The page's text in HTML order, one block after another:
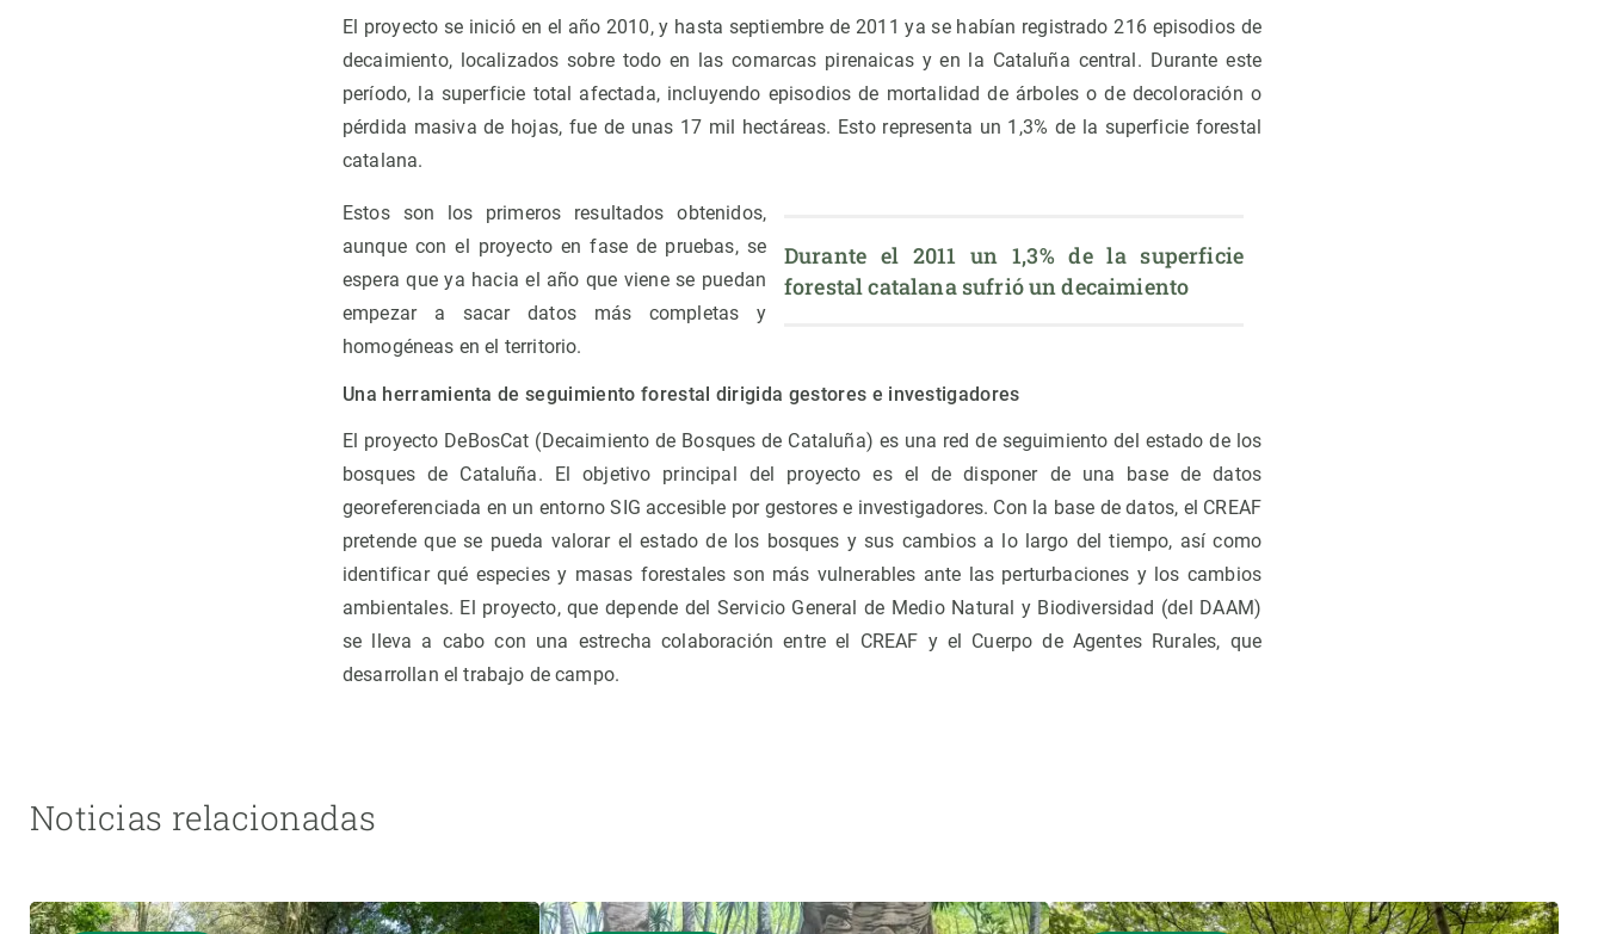
El proyecto se inició en el año 2010, y hasta septiembre de 2011 ya se habían registrado 216 episodios de
decaimiento, localizados sobre todo en las comarcas pirenaicas y en la Cataluña central. Durante este
período, la superficie total afectada, incluyendo episodios de mortalidad de árboles o de decoloración o
pérdida masiva de hojas, fue de unas 17 mil hectáreas. Esto representa un 1,3% de la superficie forestal
catalana.
Durante el 2011 un 1,3% de la superficie
forestal catalana sufrió un decaimiento
Estos son los primeros resultados obtenidos,
aunque con el proyecto en fase de pruebas, se
espera que ya hacia el año que viene se puedan
empezar a sacar datos más completas y
homogéneas en el territorio.
Una herramienta de seguimiento forestal dirigida gestores e investigadores
El proyecto DeBosCat (Decaimiento de Bosques de Cataluña) es una red de seguimiento del estado de los
bosques de Cataluña. El objetivo principal del proyecto es el de disponer de una base de datos
georeferenciada en un entorno SIG accesible por gestores e investigadores. Con la base de datos, el CREAF
pretende que se pueda valorar el estado de los bosques y sus cambios a lo largo del tiempo, así como
identificar qué especies y masas forestales son más vulnerables ante las perturbaciones y los cambios
ambientales. El proyecto, que depende del Servicio General de Medio Natural y Biodiversidad (del DAAM)
se lleva a cabo con una estrecha colaboración entre el CREAF y el Cuerpo de Agentes Rurales, que
desarrollan el trabajo de campo.
Noticias relacionadas